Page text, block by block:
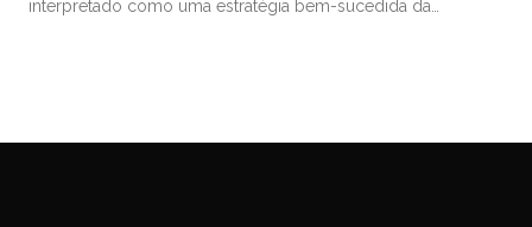
interpretado como uma estratégia bem-sucedida da